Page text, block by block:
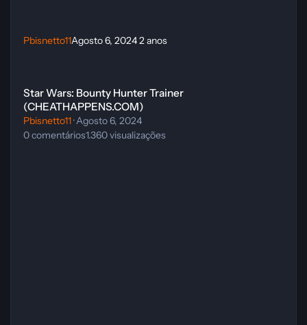
Pbisnetto11Agosto 6, 20242 anos
Star Wars: Bounty Hunter Trainer
(CHEATHAPPENS.COM)
Pbisnetto11·Agosto 6, 2024
0comentários1.360visualizações